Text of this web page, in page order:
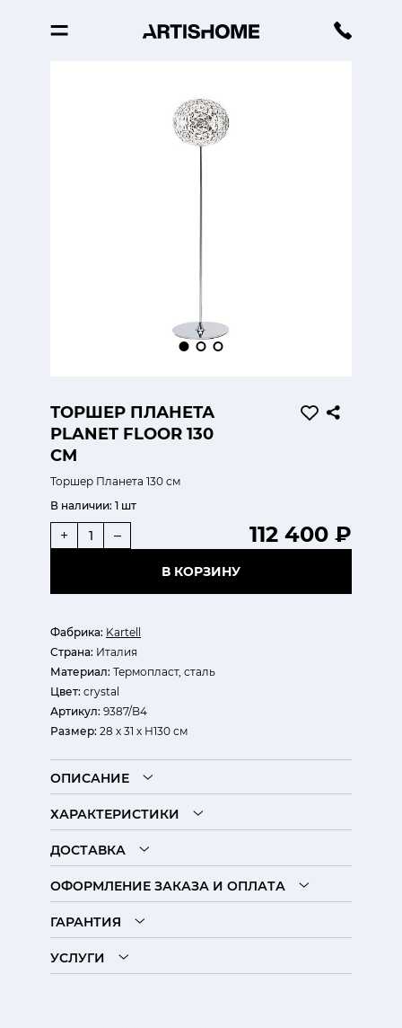
ТОРШЕР ПЛАНЕТА
PLANET FLOOR 130
СМ
Торшер Планета 130 см
Фабрика: Kartell
Страна: Италия
Материал: Термопласт, сталь
Цвет: crystal
Артикул: 9387/B4
Размер: 28 х 31 х Н130 см
В наличии: 1 шт
112 400 ₽
+ –
В КОРЗИНУ
ОПИСАНИЕ
ХАРАКТЕРИСТИКИ
ДОСТАВКА
ОФОРМЛЕНИЕ ЗАКАЗА И ОПЛАТА
ГАРАНТИЯ
УСЛУГИ